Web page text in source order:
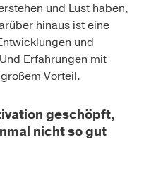
und Lust haben,
hinaus ist eine
und
Erfahrungen mit
Vorteil.
geschöpft,
nicht so gut